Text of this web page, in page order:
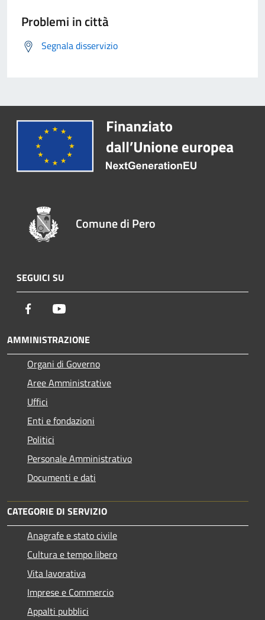
Problemi in città
Segnala disservizio
Comune di Pero
SEGUICI SU
Facebook
AMMINISTRAZIONE
Organi di Governo
Aree Amministrative
Uffici
Enti e fondazioni
Politici
Personale Amministrativo
Documenti e dati
CATEGORIE DI SERVIZIO
Anagrafe e stato civile
Cultura e tempo libero
Vita lavorativa
Imprese e Commercio
Appalti pubblici